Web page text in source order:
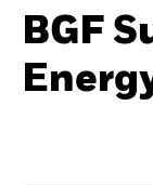
relevante, por
Quiénes somos
BGF